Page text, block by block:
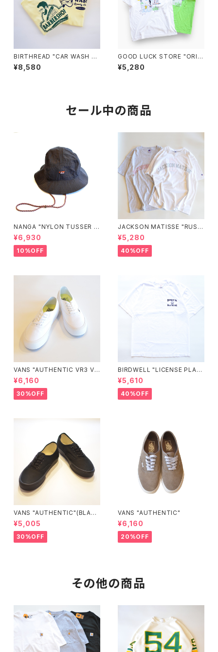
BIRTHREAD "CAR WASH ×
BARBER SHOP" GOOD LUC
K STORE別注
¥8,580
GOOD LUCK STORE "ORIGI
NAL SURF ART Tee"
¥5,280
セール中の商品
NANGA "NYLON TUSSER S
UNSHADE HAT"
¥6,930
10%OFF
JACKSON MATISSE "RUSS
ELL ATHLETIC×JM Logo T
ee"
¥5,280
40%OFF
VANS "AUTHENTIC VR3 VN
0005UDTBD"
¥6,160
30%OFF
BIRDWELL "LICENSE PLAT
E TEE"
¥5,610
40%OFF
VANS "AUTHENTIC"(BLAC
K/BLACK)
¥5,005
30%OFF
VANS "AUTHENTIC"
¥6,160
20%OFF
その他の商品